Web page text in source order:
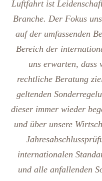
Luftfahrt ist
Branche. Der Fokus
auf der umfassenden
Bereich der
uns erwarten, dass
rechtliche Beratung
geltenden
dieser immer wieder
und über unsere
internationalen
und alle anfallenden